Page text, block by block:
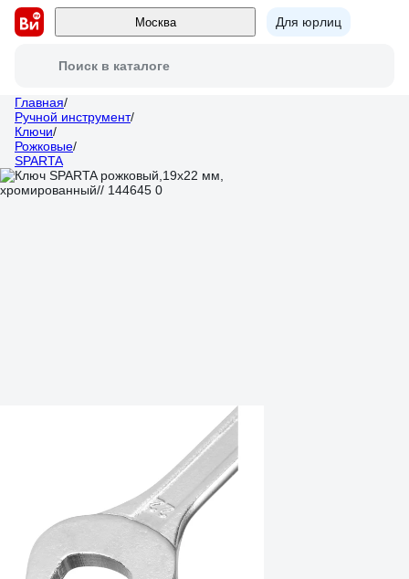
Москва Для юрлиц
Поиск в каталоге
Главная/
Ручной инструмент/
Ключи/
Рожковые/
SPARTA